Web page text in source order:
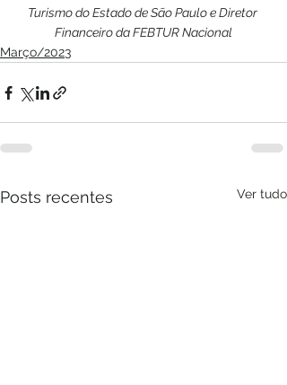
Turismo do Estado de São Paulo e Diretor
Financeiro da FEBTUR Nacional
Março/2023
Posts recentes Ver tudo